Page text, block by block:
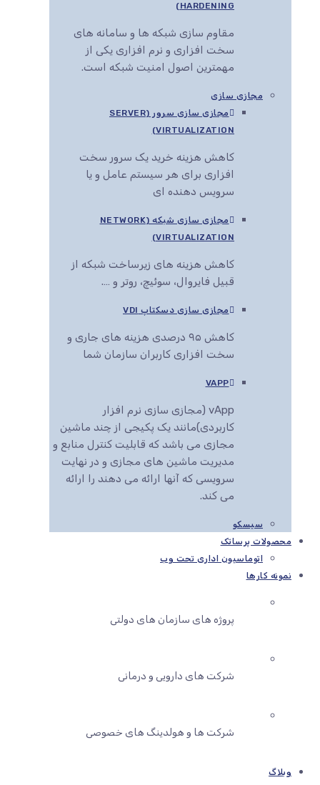
HARDENING)
مقاوم سازی شبکه ها و سامانه های
سخت افزاری و نرم افزاری یکی از
مهمترین اصول امنیت شبکه است.
مجازی سازی
مجازی سازی سرور (SERVER
VIRTUALIZATION)
کاهش هزینه خرید یک سرور سخت
افزاری برای هر سیستم عامل و یا
سرویس دهنده ای
مجازی سازی شبکه (NETWORK
VIRTUALIZATION)
کاهش هزینه های زیرساخت شبکه از
قبیل فایروال، سوئیچ، روتر و ….
مجازی سازی دسکتاپ VDI
کاهش ۹۵ درصدی هزینه های جاری و
سخت افزاری کاربران سازمان شما
VAPP
vApp (مجازی سازی نرم افزار
کاربردی)مانند یک پکیجی از چند ماشین
مجازی می باشد که قابلیت کنترل منابع و
مدیریت ماشین های مجازی و در نهایت
سرویسی که آنها ارائه می دهند را ارائه
می کند.
سیسکو
محصولات پرساتک
اتوماسیون اداری تحت وب
نمونه کارها
پروژه های سازمان های دولتی
شرکت های دارویی و درمانی
شرکت ها و هولدینگ های خصوصی
وبلاگ